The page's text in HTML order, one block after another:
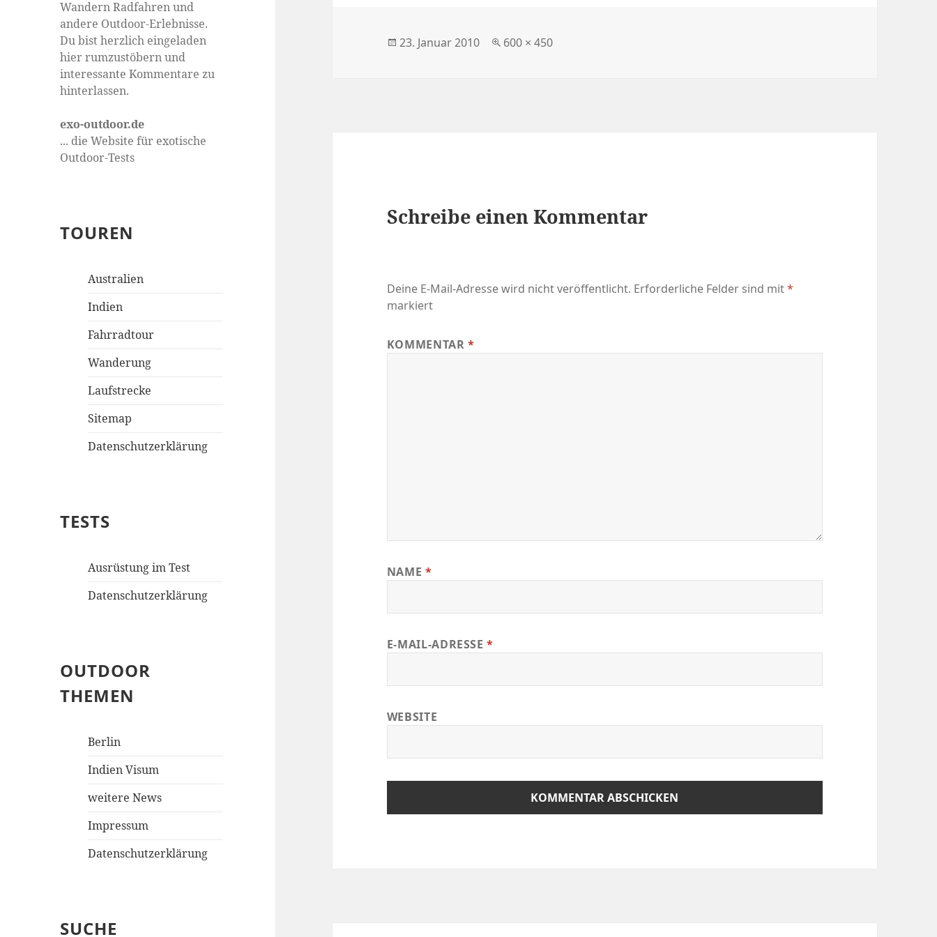
Wandern Radfahren und
andere Outdoor-Erlebnisse.
Du bist herzlich eingeladen
hier rumzustöbern und
interessante Kommentare zu
hinterlassen.
exo-outdoor.de
... die Website für exotische
Outdoor-Tests
TOUREN
Australien
Indien
Fahrradtour
Wanderung
Laufstrecke
Sitemap
Datenschutzerklärung
TESTS
Ausrüstung im Test
Datenschutzerklärung
OUTDOOR
THEMEN
Berlin
Indien Visum
weitere News
Impressum
Datenschutzerklärung
SUCHE
Veröffentlicht
23. Januar 2010
Volle
600 × 450
Schreibe einen Kommentar
Deine E-Mail-Adresse wird nicht veröffentlicht. Erforderliche Felder sind mit*
markiert
KOMMENTAR*
NAME *
E-MAIL-ADRESSE*
WEBSITE